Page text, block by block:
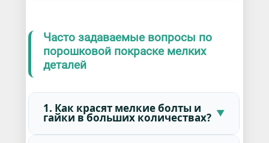
Часто задаваемые вопросы по
порошковой покраске мелких
деталей
1. Как красят мелкие болты и
гайки в больших количествах?